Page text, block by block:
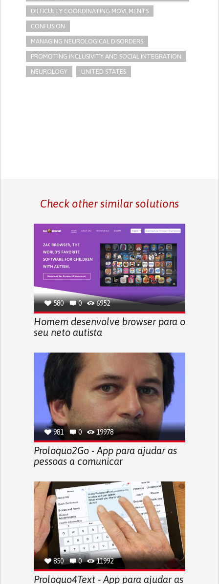
DIFFICULTY COORDINATING MOVEMENTS
CONFUSION
MANAGING NEUROLOGICAL DISORDERS
PROMOTING INCLUSIVITY AND SOCIAL INTEGRATION
NEUROLOGY UNITED STATES
Check other similar solutions
580 0 6952
Homem desenvolve browser para o
seu neto autista
981 0 19978
Proloquo2Go - App para ajudar as
pessoas a comunicar
850 0 11992
Proloquo4Text - App para ajudar as